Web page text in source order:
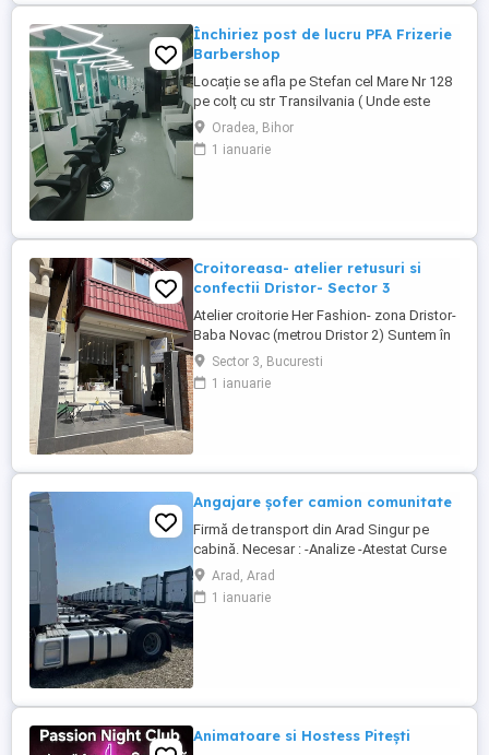
Închiriez post de lucru PFA Frizerie
Barbershop
Locație se afla pe Stefan cel Mare Nr 128
pe colț cu str Transilvania ( Unde este
banca Transilvania și asigurări ) într-o
zonă foarte circulata zona Rogerius
spațiul pote fi folosit și pentru manichiură,
Oradea, Bihor
1 ianuarie
Croitoreasa- atelier retusuri si
confectii Dristor- Sector 3
Atelier croitorie Her Fashion- zona Dristor-
Baba Novac (metrou Dristor 2) Suntem în
căutarea unei croitorese talentata și
pasionata pentru a se alătura atelierului
nostru. Dacă aveți experiență în croitorie,
Sector 3, Bucuresti
1 ianuarie
Angajare șofer camion comunitate
Firmă de transport din Arad Singur pe
cabină. Necesar : -Analize -Atestat Curse
circuit in 15 zile 3 zile libere 30 zile 7 zile
libere 8 săptămâni 14 zile libere
Austria,Cehia,Germania,Belgia, Franța,
Arad, Arad
1 ianuarie
Animatoare si Hostess Pitești